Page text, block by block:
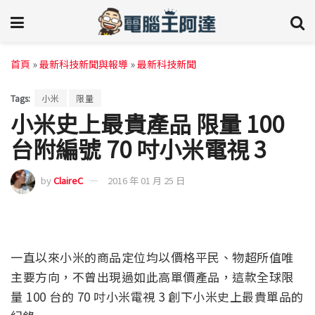
首頁 »最新科技新聞與報導 »最新科技新聞
Tags: 小米 限量
小米史上最貴產品 限量 100
台附編號 70 吋小米電視 3
byClaireC 2016 年 01 月 25 日
一直以來小米的商品定位均以價格平民、物超所值唯
主要方向，不曾出現過如此高單價產品，這款全球限
量 100 台的 70 吋小米電視 3 創下小米史上最貴單品的